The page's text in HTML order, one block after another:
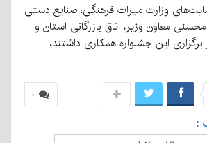
وزارت میراث فرهنگی، صنایع دستی
معاون وزیر، اتاق بازرگانی استان و
برگزاری این جشنواره همکاری داشتند،
۰
: